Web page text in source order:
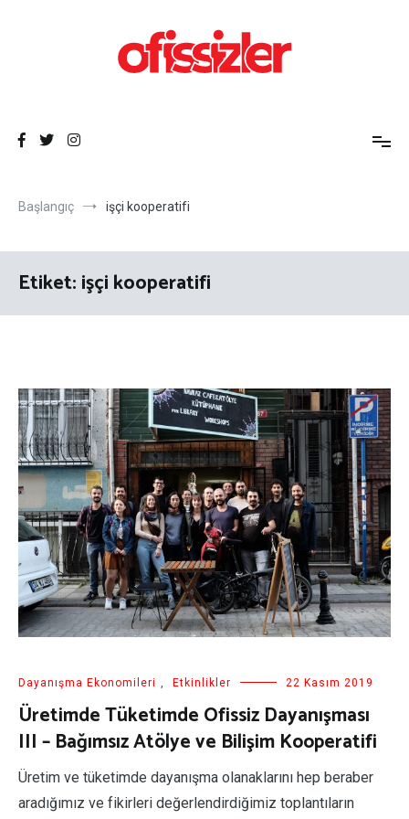
Başlangıç işçi kooperatifi
Etiket:işçi kooperatifi
Dayanışma Ekonomileri , Etkinlikler 22 Kasım 2019
Üretimde Tüketimde Ofissiz Dayanışması
III – Bağımsız Atölye ve Bilişim Kooperatifi
Üretim ve tüketimde dayanışma olanaklarını hep beraber
aradığımız ve fikirleri değerlendirdiğimiz toplantıların